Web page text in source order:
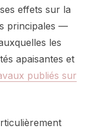
effets sur la
principales —
les
apaisantes et
publiés sur